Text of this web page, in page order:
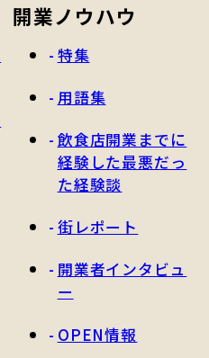
開業ノウハウ
特集
用語集
飲食店開業までに
経験した最悪だっ
た経験談
街レポート
開業者インタビュ
ー
OPEN情報